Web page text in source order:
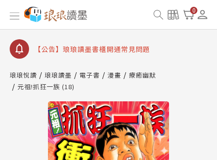
0
【公告】因 Readmoo 讀墨系統維護中，本站同步暫
停部分閱讀服務
【公告】琅琅讀墨數位閱讀資產合併與書櫃開通申請
【公告】琅琅讀墨書櫃開通常見問題
請圖文教學
【公告】琅琅書店服務升級重要說明及資產合併結果
查詢
【公告】因 Readmoo 讀墨系統維護中，本站同步暫
停部分閱讀服務
琅琅悅讀 琅琅讀墨 電子書 漫畫
療癒幽默
元祖!抓狂一族 (18)